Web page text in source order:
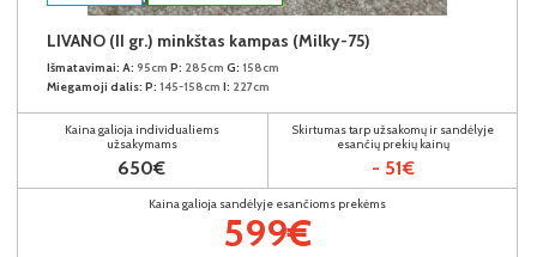
LIVANO (II gr.) minkštas kampas (Milky-75)
Išmatavimai: A: 95cm P: 285cm G: 158cm
Miegamoji dalis: P: 145-158cm I: 227cm
Kaina galioja individualiems
užsakymams
650€
Skirtumas tarp užsakomų ir sandėlyje
esančių prekių kainų
- 51€
Kaina galioja sandėlyje esančioms prekėms
599€